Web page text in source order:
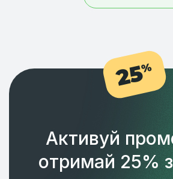
25%
Активуй
отримай 25%